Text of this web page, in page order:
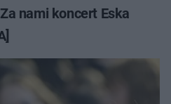
nami koncert Eska